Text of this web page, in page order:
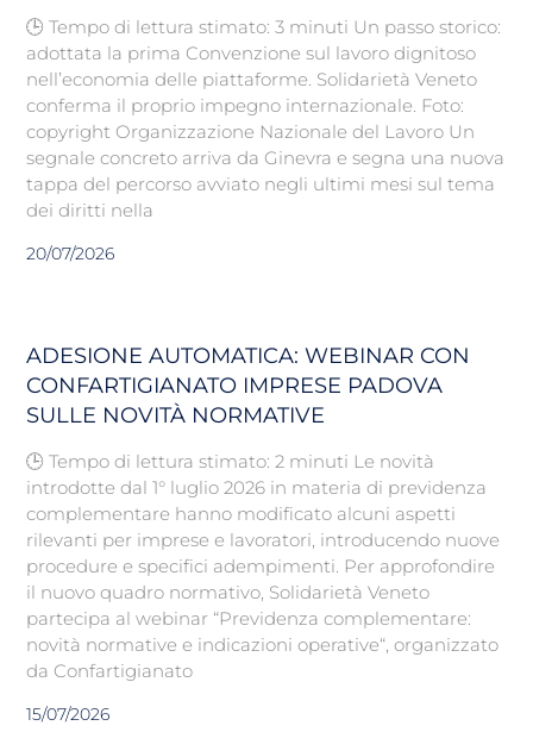
🕒 Tempo di lettura stimato: 3 minuti Un passo storico:
adottata la prima Convenzione sul lavoro dignitoso
nell’economia delle piattaforme. Solidarietà Veneto
conferma il proprio impegno internazionale. Foto:
copyright Organizzazione Nazionale del Lavoro Un
segnale concreto arriva da Ginevra e segna una nuova
tappa del percorso avviato negli ultimi mesi sul tema
dei diritti nella
20/07/2026
ADESIONE AUTOMATICA: WEBINAR CON
CONFARTIGIANATO IMPRESE PADOVA
SULLE NOVITÀ NORMATIVE
🕒 Tempo di lettura stimato: 2 minuti Le novità
introdotte dal 1° luglio 2026 in materia di previdenza
complementare hanno modificato alcuni aspetti
rilevanti per imprese e lavoratori, introducendo nuove
procedure e specifici adempimenti. Per approfondire
il nuovo quadro normativo, Solidarietà Veneto
partecipa al webinar “Previdenza complementare:
novità normative e indicazioni operative“, organizzato
da Confartigianato
15/07/2026